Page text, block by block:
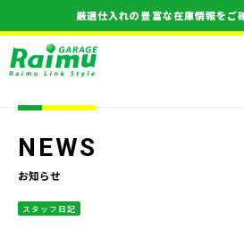
厳選仕入れの豊富な在庫情報をご
NEWS
お知らせ
スタッフ日記